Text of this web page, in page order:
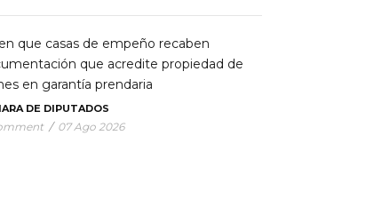
que casas de empeño recaben
que acredite propiedad de
en garantía prendaria
DE DIPUTADOS
/ 07 Ago 2026